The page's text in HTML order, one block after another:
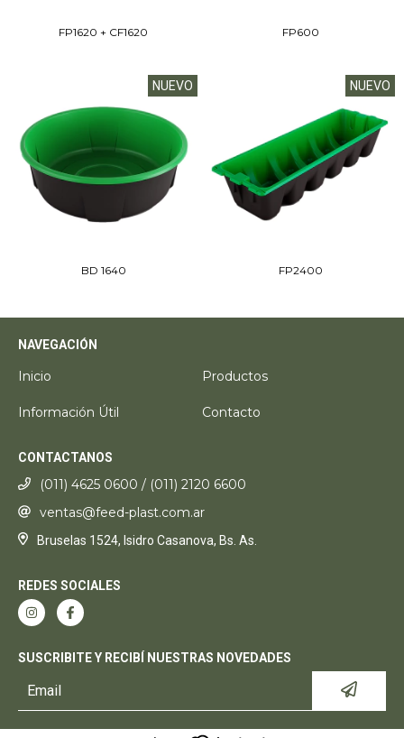
FP1620 + CF1620 FP600
NUEVO
BD 1640
NUEVO
FP2400
NAVEGACIÓN
Inicio Productos
Información Útil Contacto
CONTACTANOS
(011) 4625 0600 / (011) 2120 6600
ventas@feed-plast.com.ar
Bruselas 1524, Isidro Casanova, Bs. As.
REDES SOCIALES
SUSCRIBITE Y RECIBÍ NUESTRAS NOVEDADES